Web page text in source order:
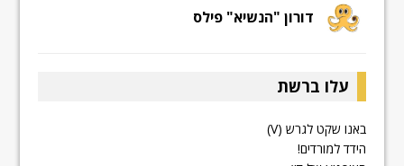
דורון "הנשיא" פילס
עלו ברשת
באנו שקט לגרש (V)
הידד למורדים!